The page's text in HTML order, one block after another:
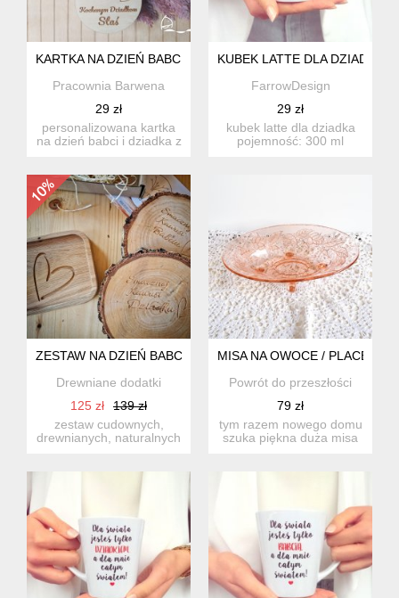
KARTKA NA DZIEŃ BABCI I DZIADKA 3
Pracownia Barwena
29 zł
personalizowana kartka
na dzień babci i dziadka z
KUBEK LATTE DLA DZIADKA
FarrowDesign
29 zł
kubek latte dla dziadka
pojemność: 300 ml
ZESTAW NA DZIEŃ BABCI I DZIADKA, DREWNIANE
Drewniane dodatki
125 zł
139 zł
zestaw cudownych,
drewnianych, naturalnych
MISA NA OWOCE / PLACEK -
Powrót do przeszłości
79 zł
tym razem nowego domu
szuka piękna duża misa